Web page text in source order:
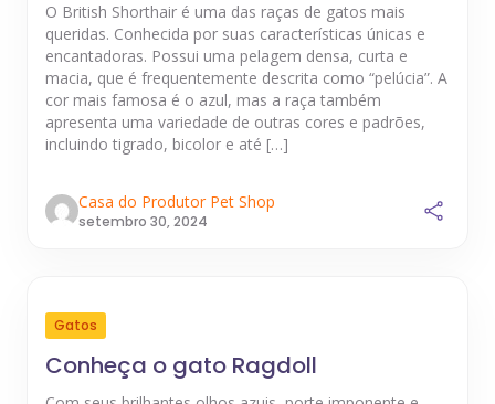
O British Shorthair é uma das raças de gatos mais
queridas. Conhecida por suas características únicas e
encantadoras. Possui uma pelagem densa, curta e
macia, que é frequentemente descrita como “pelúcia”. A
cor mais famosa é o azul, mas a raça também
apresenta uma variedade de outras cores e padrões,
incluindo tigrado, bicolor e até […]
Casa do Produtor Pet Shop
setembro 30, 2024
Gatos
Conheça o gato Ragdoll